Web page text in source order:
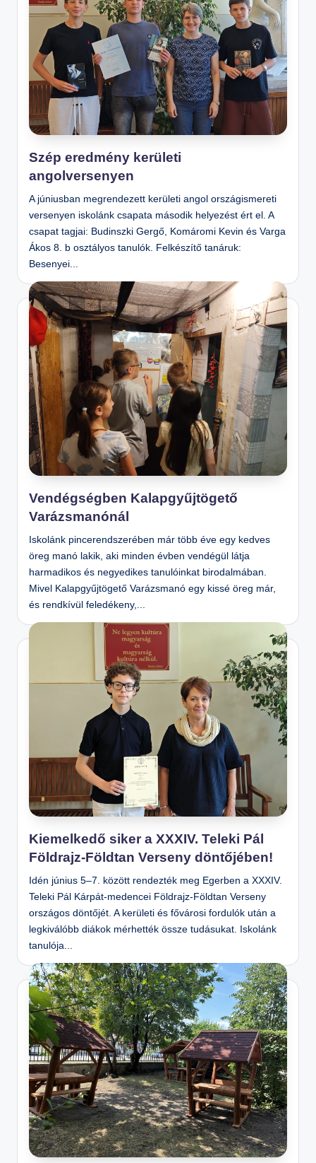
Szép eredmény kerületi
angolversenyen
A júniusban megrendezett kerületi angol országismereti
versenyen iskolánk csapata második helyezést ért el. A
csapat tagjai: Budinszki Gergő, Komáromi Kevin és Varga
Ákos 8. b osztályos tanulók. Felkészítő tanáruk:
Besenyei...
Vendégségben Kalapgyűjtögető
Varázsmanónál
Iskolánk pincerendszerében már több éve egy kedves
öreg manó lakik, aki minden évben vendégül látja
harmadikos és negyedikes tanulóinkat birodalmában.
Mivel Kalapgyűjtögető Varázsmanó egy kissé öreg már,
és rendkívül feledékeny,...
Kiemelkedő siker a XXXIV. Teleki Pál
Földrajz-Földtan Verseny döntőjében!
Idén június 5–7. között rendezték meg Egerben a XXXIV.
Teleki Pál Kárpát-medencei Földrajz-Földtan Verseny
országos döntőjét. A kerületi és fővárosi fordulók után a
legkiválóbb diákok mérhették össze tudásukat. Iskolánk
tanulója...